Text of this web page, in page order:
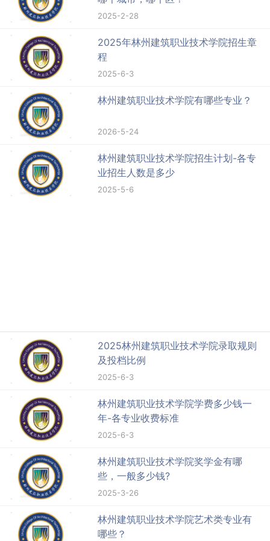
2025-2-28
2025年林州建筑职业技术学院招生章
程
2025-6-3
林州建筑职业技术学院有哪些专业？
2026-5-24
林州建筑职业技术学院招生计划-各专
业招生人数是多少
2025-5-6
2025林州建筑职业技术学院录取规则
及投档比例
2025-6-3
林州建筑职业技术学院学费多少钱一
年-各专业收费标准
2025-6-3
林州建筑职业技术学院奖学金有哪
些，一般多少钱?
2025-3-26
林州建筑职业技术学院艺术类专业有
哪些？